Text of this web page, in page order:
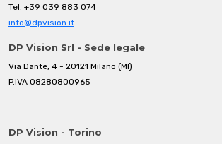
Tel. +39 039 883 074
info@dpvision.it
DP Vision Srl - Sede legale
Via Dante, 4 - 20121 Milano (MI)
P.IVA 08280800965
DP Vision - Torino